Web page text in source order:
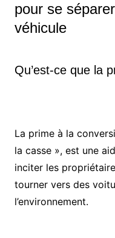
pour se
véhicule
Qu’est-ce que la
La prime à la
la casse », est une
inciter les
tourner vers des
l’environnement.